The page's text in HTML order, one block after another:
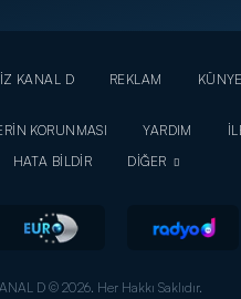
KANAL D REKLAM
KÜNYE
KORUNMASI
YARDIM
HATA BİLDİR
DİĞER
D © 2026. Her Hakkı Saklıdır.